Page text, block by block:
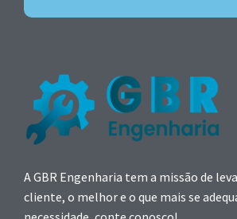
A GBR Engenharia tem a missão de
cliente, o melhor e o que mais se